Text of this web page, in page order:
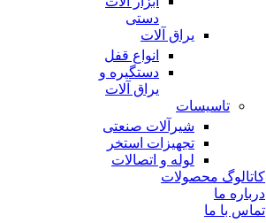
دستی
یراق آلات
انواع قفل
دستگیره و
یراق آلات
تاسیسات
شیرآلات صنعتی
تجهیزات استخر
لوله و اتصالات
کاتالوگ محصولات
درباره ما
تماس با ما